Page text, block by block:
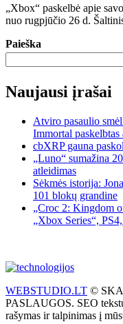
„Xbox“ paskelbė apie
nuo rugpjūčio 26 d.
Paieška
Naujausi įrašai
Atviro pasaulio
Immortal
cbXRP gauna
„Luno“ sumažina
atleidimas
Sėkmės istorija:
101 blokų grandine
„Croc 2: Kingdom
„Xbox Series“,
WEBSTUDIO.LT ©
PASLAUGOS. SEO
rašymas ir talpinimas į